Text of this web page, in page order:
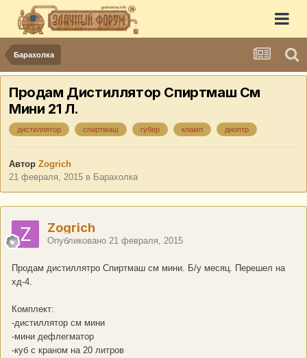
Барахолка
Продам Дистиллятор Спиртмаш См
Мини 21 Л.
дистиллятор спиртмаш губер кламп диоптр
Автор Zogrich
21 февраля, 2015 в Барахолка
Zogrich
Опубликовано 21 февраля, 2015
Продам дистиллятро Спиртмаш см мини. Б/у месяц. Перешел на
хд-4.
Комплект:
-дистиллятор см мини
-мини дефлегматор
-куб с краном на 20 литров